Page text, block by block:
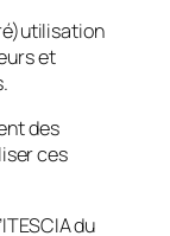
et
des
ces
du